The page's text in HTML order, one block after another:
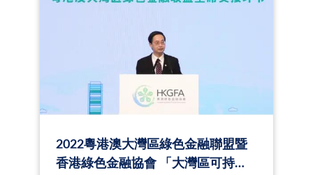
2022粵港澳大灣區綠色金融聯盟暨
香港綠色金融協會 「大灣區可持續